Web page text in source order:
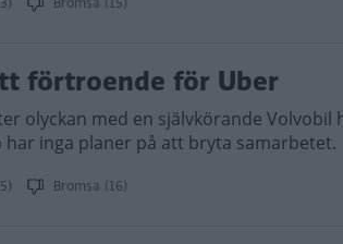
förtroende för Uber
olyckan med en självkörande
har inga planer på att bryta samarbetet.
Bromsa (16)